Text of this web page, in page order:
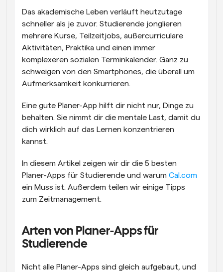
Das akademische Leben verläuft heutzutage
schneller als je zuvor. Studierende jonglieren
mehrere Kurse, Teilzeitjobs, außercurriculare
Aktivitäten, Praktika und einen immer
komplexeren sozialen Terminkalender. Ganz zu
schweigen von den Smartphones, die überall um
Aufmerksamkeit konkurrieren.
Eine gute Planer-App hilft dir nicht nur, Dinge zu
behalten. Sie nimmt dir die mentale Last, damit du
dich wirklich auf das Lernen konzentrieren
kannst.
In diesem Artikel zeigen wir dir die 5 besten
Planer-Apps für Studierende und warum Cal.com
ein Muss ist. Außerdem teilen wir einige Tipps
zum Zeitmanagement.
Arten von Planer-Apps für
Studierende
Nicht alle Planer-Apps sind gleich aufgebaut, und